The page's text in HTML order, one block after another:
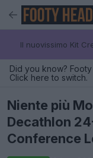
Il nuovissimo Kit
Did you know?
Click here to switch.
Niente più
Decathlon
Conference